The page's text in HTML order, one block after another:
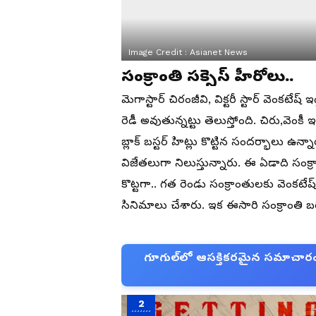
Image Credit : Asianet News
సంక్రాంతి సక్సెస్ హీరోలు..
మెగాస్టార్ చిరంజీవి, విక్టరీ స్టార్ వెంకటేష్
రెడీ అవుతున్నట్టు తెలుస్తోంది.
బ్లాక్ బస్టర్ హిట్లు కొట్టిన సందర్భాలు
విజేతలుగా నిలుస్తున్నారు. ఈ ఏడాది
కొట్టగా.. గత రెండు సంక్రాంతులకు
సినిమాలు చేశారు. ఇక ఈసారి సంక్రాంతి
గూగుల్‌లో ఆసక్తికరమైన
2